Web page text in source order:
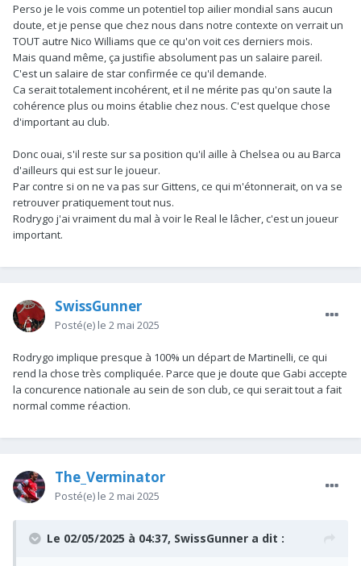
d'occuper notre couloir gauche et pourra doubler Saka à
droite si besoin car il a l'habitude de ce côté aussi. C'est le seul
joueur pour qui je comprendrais qu'on mette près de 100M€.
Perso je le vois comme un potentiel top ailier mondial sans aucun
doute, et je pense que chez nous dans notre contexte on verrait un
TOUT autre Nico Williams que ce qu'on voit ces derniers mois.
Mais quand même, ça justifie absolument pas un salaire pareil.
C'est un salaire de star confirmée ce qu'il demande.
Ca serait totalement incohérent, et il ne mérite pas qu'on saute la
cohérence plus ou moins établie chez nous. C'est quelque chose
d'important au club.
Donc ouai, s'il reste sur sa position qu'il aille à Chelsea ou au Barca
d'ailleurs qui est sur le joueur.
Par contre si on ne va pas sur Gittens, ce qui m'étonnerait, on va se
retrouver pratiquement tout nus.
Rodrygo j'ai vraiment du mal à voir le Real le lâcher, c'est un joueur
important.
SwissGunner
Posté(e) le 2 mai 2025
Rodrygo implique presque à 100% un départ de Martinelli, ce qui
rend la chose très compliquée. Parce que je doute que Gabi accepte
la concurence nationale au sein de son club, ce qui serait tout a fait
normal comme réaction.
The_Verminator
Posté(e) le 2 mai 2025
Le 02/05/2025 à 04:37, SwissGunner a dit :